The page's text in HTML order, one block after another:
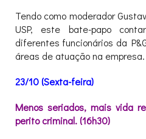
Tendo como moderador
USP, este bate-papo
diferentes funcionários da
áreas de atuação na empresa.
23/10 (Sexta-feira)
Menos seriados, mais vida
perito criminal. (16h30)